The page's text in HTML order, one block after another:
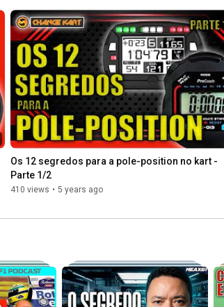
Os 12 segredos para a pole-position no kart -
Parte 1/2
410 views • 5 years ago